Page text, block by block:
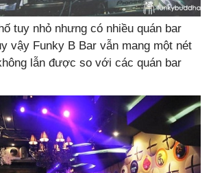
tuy nhỏ nhưng có nhiều quán bar
vậy Funky B Bar vẫn mang một nét
lẫn được so với các quán bar